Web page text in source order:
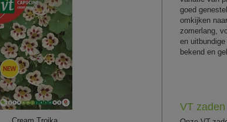
goed
omkijken
zomerlang,
en
bekend en
VT